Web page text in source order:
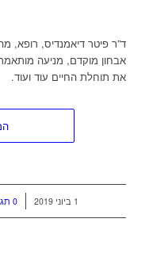
ד”ר פיטר דיאמנדיס, רופא,
אבחון מוקדם, מניעה מותאמת
את תוחלת החיים עוד ועוד.
1 ביוני 2019/ 0 תגובות